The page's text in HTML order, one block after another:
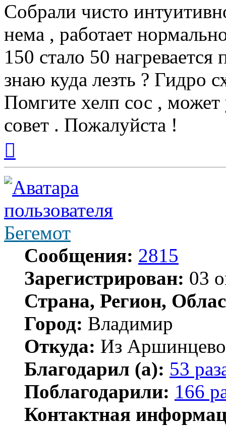
Собрали чисто
нема , работает
150 стало 50
знаю куда лезть ? Гидро
Помгите хелп сос ,
совет . Пожалуйста !
началу
Бегемот
Сообщения: 2815
Зарегистрирован: 03
Страна, Регион,
Город: Владимир
Откуда: Из
Благодарил (а): 53
Поблагодарили: 166
Контактная